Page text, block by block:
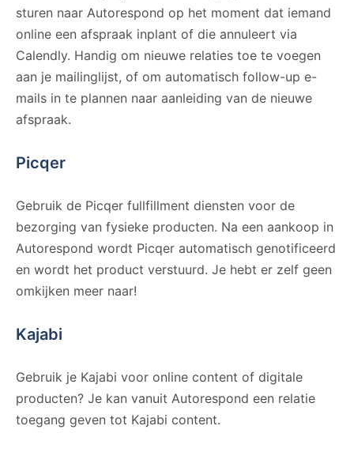
sturen naar Autorespond op het moment dat iemand
online een afspraak inplant of die annuleert via
Calendly. Handig om nieuwe relaties toe te voegen
aan je mailinglijst, of om automatisch follow-up e-
mails in te plannen naar aanleiding van de nieuwe
afspraak.
Picqer
Gebruik de Picqer fullfillment diensten voor de
bezorging van fysieke producten. Na een aankoop in
Autorespond wordt Picqer automatisch genotificeerd
en wordt het product verstuurd. Je hebt er zelf geen
omkijken meer naar!
Kajabi
Gebruik je Kajabi voor online content of digitale
producten? Je kan vanuit Autorespond een relatie
toegang geven tot Kajabi content.